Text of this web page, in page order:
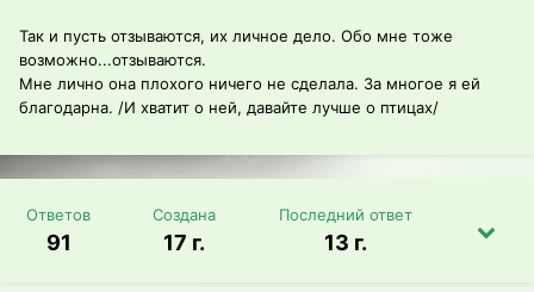
Так и пусть отзываются, их личное дело. Обо мне тоже
возможно...отзываются.
Мне лично она плохого ничего не сделала. За многое я ей
благодарна. /И хватит о ней, давайте лучше о птицах/
Ответов
91
Создана
17 г.
Последний ответ
13 г.